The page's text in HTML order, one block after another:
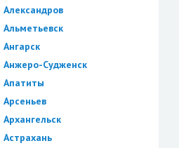
Александров
Альметьевск
Ангарск
Анжеро-Судженск
Апатиты
Арсеньев
Архангельск
Астрахань